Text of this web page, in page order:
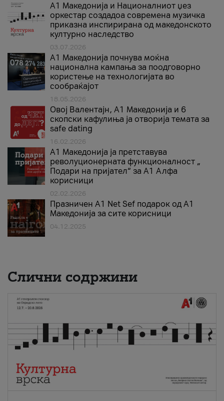
А1 Македонија и Националниот џез
оркестар создадоа современа музичка
приказна инспирирана од македонското
културно наследство
03.07.2026
A1 Македонија почнува моќна
национална кампања за поодговорно
користење на технологијата во
сообраќајот
18.05.2026
Овој Валентајн, A1 Македонија и 6
скопски кафулиња ја отворија темата за
safe dating
16.02.2026
А1 Македонија ја претставува
револуционерната функционалност „
Подари на пријател“ за А1 Алфа
корисници
02.02.2026
Празничен A1 Net Sеf подарок од А1
Македонија за сите корисници
04.12.2025
Слични содржини